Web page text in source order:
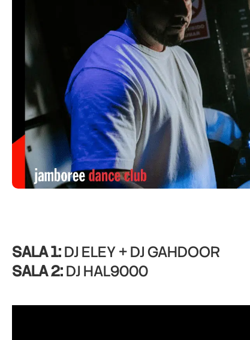
SALA 1:DJ ELEY + DJ GAHDOOR
SALA 2:DJ HAL9000